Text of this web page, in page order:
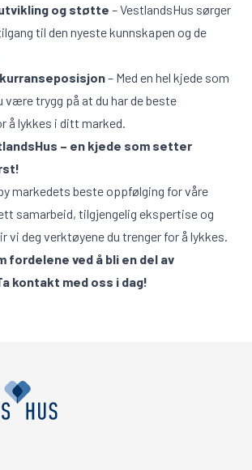
og støtte – VestlandsHus sørger
til den nyeste kunnskapen og de
– Med en hel kjede som
være trygg på at du har de beste
å lykkes i ditt marked.
– en kjede som setter
markedets beste oppfølging for våre
samarbeid, tilgjengelig ekspertise og
vi deg verktøyene du trenger for å lykkes.
fordelene ved å bli en del av
kontakt med oss i dag!